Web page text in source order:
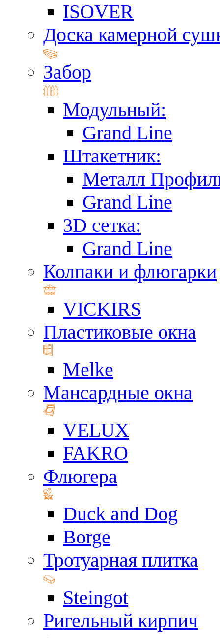
ISOVER
Доска камерной
Забор
Модульный:
Grand Line
Штакетник:
Металл
Grand Line
3D сетка:
Grand Line
Колпаки и флюгарки
VICKIRS
Пластиковые окна
Melke
Мансардные окна
VELUX
FAKRO
Флюгера
Duck and Dog
Borge
Тротуарная плитка
Steingot
Ригельный кирпич